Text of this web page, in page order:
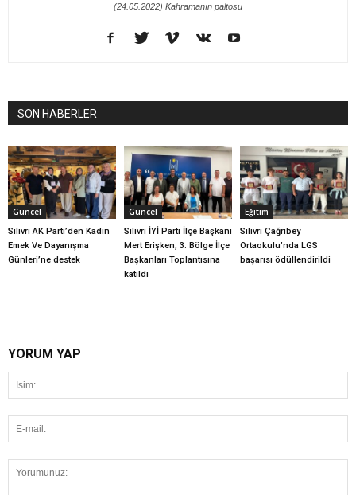
(24.05.2022) Kahramanın paltosu
SON HABERLER
Güncel
Silivri AK Parti’den Kadın
Emek Ve Dayanışma
Günleri’ne destek
Güncel
Silivri İYİ Parti İlçe Başkanı
Mert Erişken, 3. Bölge İlçe
Başkanları Toplantısına
katıldı
Eğitim
Silivri Çağrıbey
Ortaokulu’nda LGS
başarısı ödüllendirildi
YORUM YAP